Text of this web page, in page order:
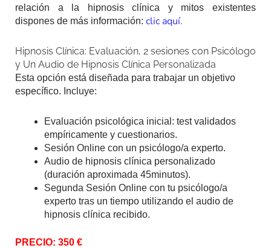
relación a la hipnosis clínica y mitos existentes
dispones de más información: clic aquí.
Hipnosis Clínica: Evaluación, 2 sesiones con Psicólogo
y Un Audio de Hipnosis Clínica Personalizada
Esta opción está diseñada para trabajar un objetivo
específico. Incluye:
Evaluación psicológica inicial: test validados
empíricamente y cuestionarios.
Sesión Online con un psicólogo/a experto.
Audio de hipnosis clínica personalizado
(duración aproximada 45minutos).
Segunda Sesión Online con tu psicólogo/a
experto tras un tiempo utilizando el audio de
hipnosis clínica recibido.
PRECIO: 350 €